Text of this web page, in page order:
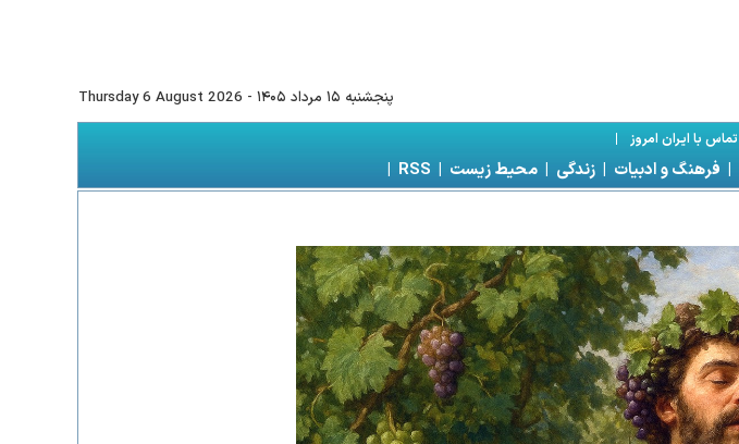
پنجشنبه ۱۵ مرداد ۱۴۰۵ -
Thursday 6 August 2026
تماس با ايران امروز |
| فرهنگ و ادبيات | زندگی | محیط زیست |
RSS
|